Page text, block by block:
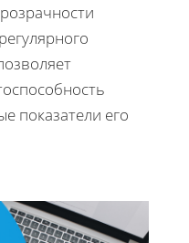
показатели его